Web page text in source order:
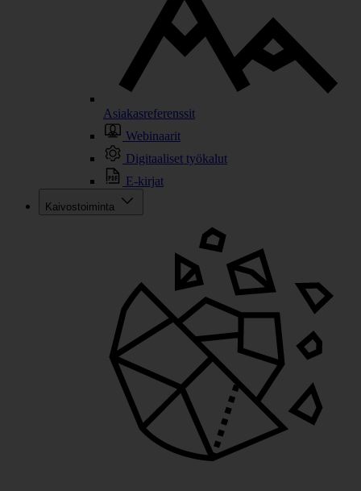
Asiakasreferenssit
Webinaarit
Digitaaliset työkalut
E-kirjat
Kaivostoiminta